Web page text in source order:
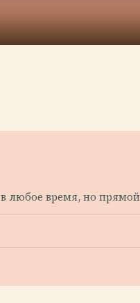
любое время, но